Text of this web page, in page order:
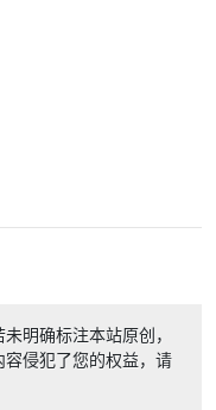
明确标注本站原创，
侵犯了您的权益，请